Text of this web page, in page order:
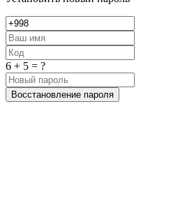
6 + 5 = ?
Восстановление пароля